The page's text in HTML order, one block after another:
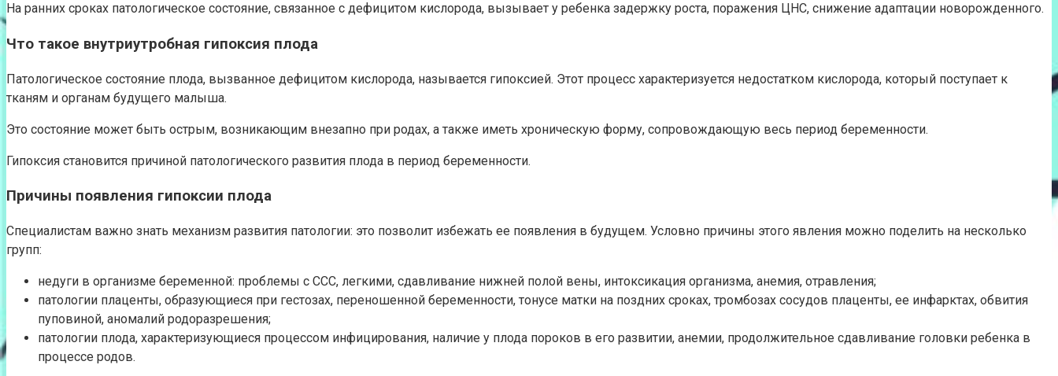
На ранних сроках патологическое состояние, связанное с дефицитом кислорода, вызывает у ребенка задержку роста, поражения ЦНС, снижение адаптации новорожденного.
Что такое внутриутробная гипоксия плода
Патологическое состояние плода, вызванное дефицитом кислорода, называется гипоксией. Этот процесс характеризуется недостатком кислорода, который поступает к
тканям и органам будущего малыша.
Это состояние может быть острым, возникающим внезапно при родах, а также иметь хроническую форму, сопровождающую весь период беременности.
Гипоксия становится причиной патологического развития плода в период беременности.
Причины появления гипоксии плода
Специалистам важно знать механизм развития патологии: это позволит избежать ее появления в будущем. Условно причины этого явления можно поделить на несколько
групп:
недуги в организме беременной: проблемы с ССС, легкими, сдавливание нижней полой вены, интоксикация организма, анемия, отравления;
патологии плаценты, образующиеся при гестозах, переношенной беременности, тонусе матки на поздних сроках, тромбозах сосудов плаценты, ее инфарктах, обвития
пуповиной, аномалий родоразрешения;
патологии плода, характеризующиеся процессом инфицирования, наличие у плода пороков в его развитии, анемии, продолжительное сдавливание головки ребенка в
процессе родов.